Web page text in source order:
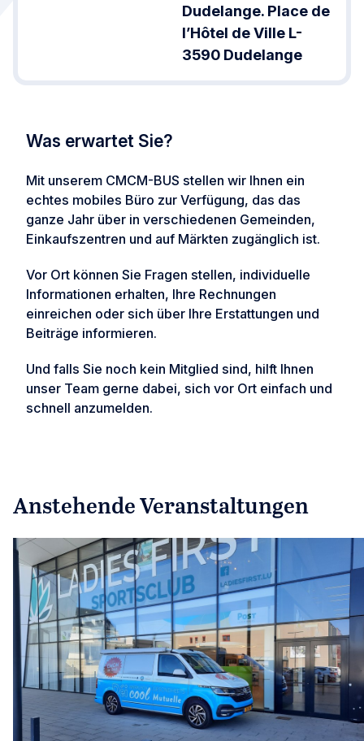
Dudelange. Place de
l’Hôtel de Ville L-
3590 Dudelange
Was erwartet Sie?
Mit unserem CMCM-BUS stellen wir Ihnen ein
echtes mobiles Büro zur Verfügung, das das
ganze Jahr über in verschiedenen Gemeinden,
Einkaufszentren und auf Märkten zugänglich ist.
Vor Ort können Sie Fragen stellen, individuelle
Informationen erhalten, Ihre Rechnungen
einreichen oder sich über Ihre Erstattungen und
Beiträge informieren.
Und falls Sie noch kein Mitglied sind, hilft Ihnen
unser Team gerne dabei, sich vor Ort einfach und
schnell anzumelden.
Anstehende Veranstaltungen